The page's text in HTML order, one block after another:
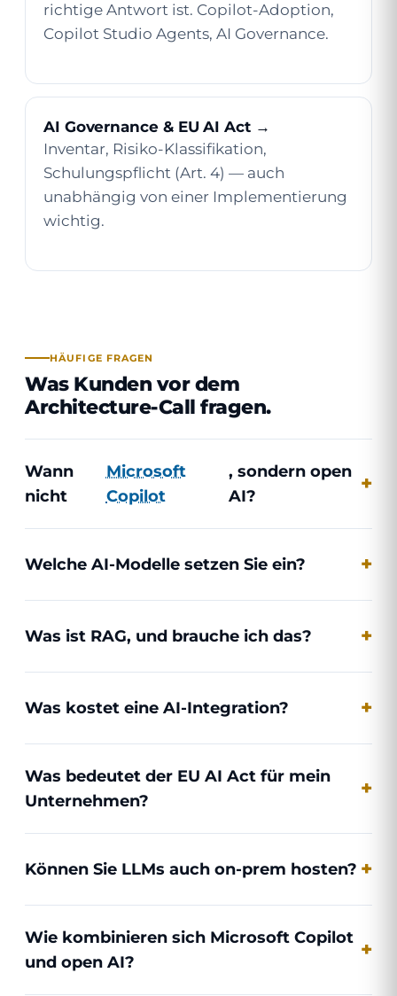
richtige Antwort ist. Copilot-Adoption,
Copilot Studio Agents, AI Governance.
AI Governance & EU AI Act →
Inventar, Risiko-Klassifikation,
Schulungspflicht (Art. 4) — auch
unabhängig von einer Implementierung
wichtig.
HÄUFIGE FRAGEN
Was Kunden vor dem
Architecture-Call fragen.
Wann
nicht
Microsoft
Copilot
, sondern open
AI?
Welche AI-Modelle setzen Sie ein?
Was ist RAG, und brauche ich das?
Was kostet eine AI-Integration?
Was bedeutet der EU AI Act für mein
Unternehmen?
Können Sie LLMs auch on-prem hosten?
Wie kombinieren sich Microsoft Copilot
und open AI?